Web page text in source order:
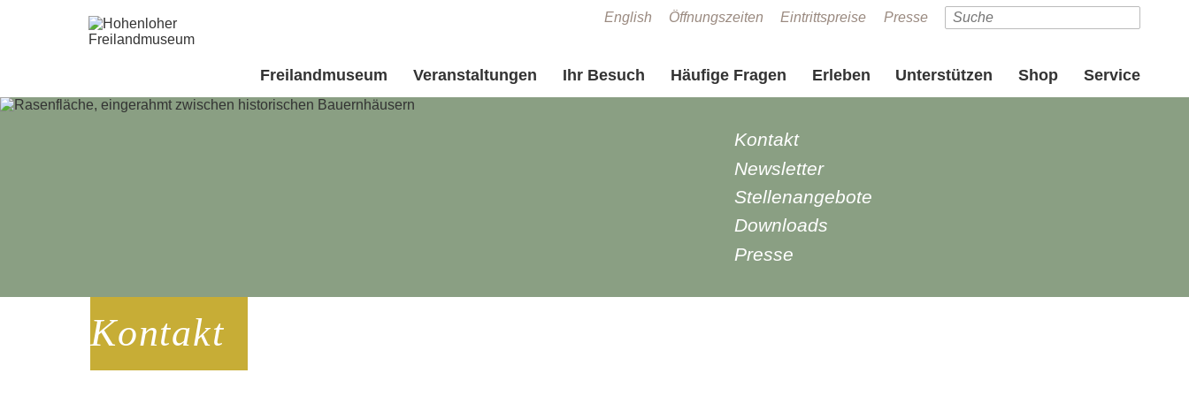
English Öffnungszeiten Eintrittspreise Presse
Freilandmuseum Veranstaltungen Ihr Besuch Häufige Fragen Erleben Unterstützen Shop Service
Kontakt
Newsletter
Stellenangebote
Downloads
Presse
Kontakt